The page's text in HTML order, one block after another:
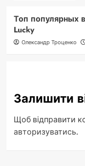
Топ популярных
Lucky
Олександр Троценко
Залишити
Щоб відправити
авторизуватись.